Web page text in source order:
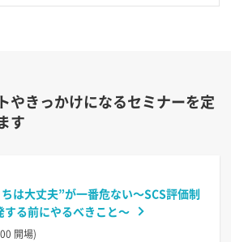
やきっかけになるセミナーを定
す
ちは大丈夫”が一番危ない〜SCS評価制
る前にやるべきこと〜
開場)